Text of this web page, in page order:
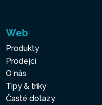
Web
Produkty
Prodejci
O nás
Tipy & triky
Časté dotazy